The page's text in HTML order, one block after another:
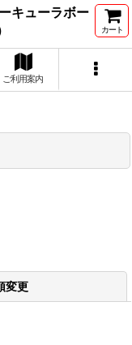
キューラボー
カート
ご利用案内
変更